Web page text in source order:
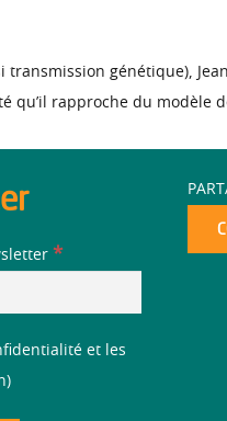
transmission génétique),
rapproche du modèle
*
et les
)